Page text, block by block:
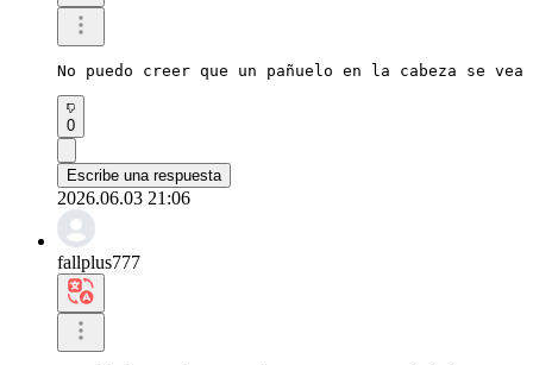
No puedo creer que un pañuelo en la cabeza se
0
Escribe una respuesta
2026.06.03 21:06
fallplus777